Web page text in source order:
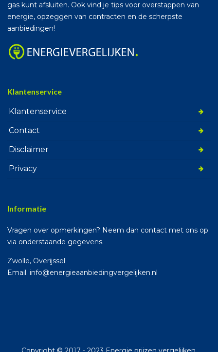
gas kunt afsluiten. Ook vind je tips voor overstappen van
energie, opzeggen van contracten en de scherpste
aanbiedingen!
Klantenservice
Klantenservice
Contact
Disclaimer
Privacy
Informatie
Vragen over opmerkingen? Neem dan contact met ons op
via onderstaande gegevens.
Zwolle, Overijssel
Email: info@energieaanbiedingvergelijken.nl